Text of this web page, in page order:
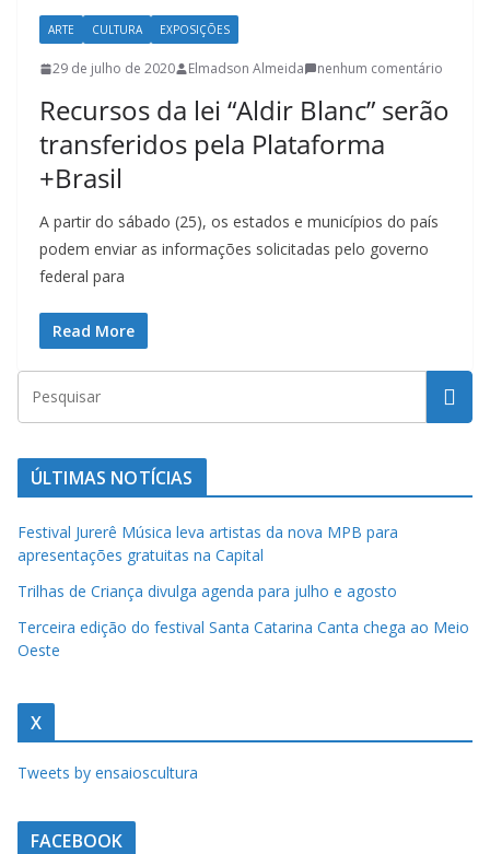
s
e
a
u
m
q
ARTE CULTURA EXPOSIÇÕES
29 de julho de 2020 Elmadson Almeida nenhum comentário
Recursos da lei “Aldir Blanc” serão
transferidos pela Plataforma
+Brasil
A partir do sábado (25), os estados e municípios do país
podem enviar as informações solicitadas pelo governo
federal para
Read More
ÚLTIMAS NOTÍCIAS
Festival Jurerê Música leva artistas da nova MPB para
apresentações gratuitas na Capital
Trilhas de Criança divulga agenda para julho e agosto
Terceira edição do festival Santa Catarina Canta chega ao Meio
Oeste
X
Tweets by ensaioscultura
FACEBOOK